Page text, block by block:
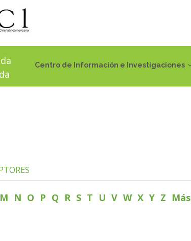
Centro de Información e Investigaciones
M N O P Q R S T U V W X Y Z Más